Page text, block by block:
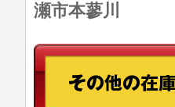
瀬市本蓼川